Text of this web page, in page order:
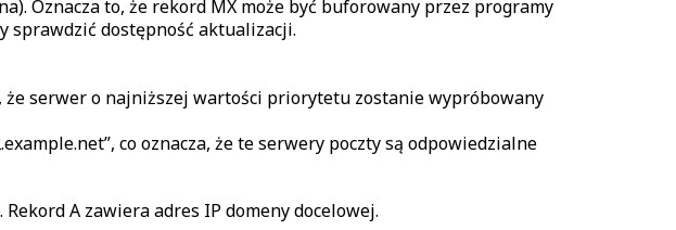
Oznacza to, że rekord MX może być buforowany przez programy
sprawdzić dostępność aktualizacji.
serwer o najniższej wartości priorytetu zostanie wypróbowany
co oznacza, że te serwery poczty są odpowiedzialne
A zawiera adres IP domeny docelowej.